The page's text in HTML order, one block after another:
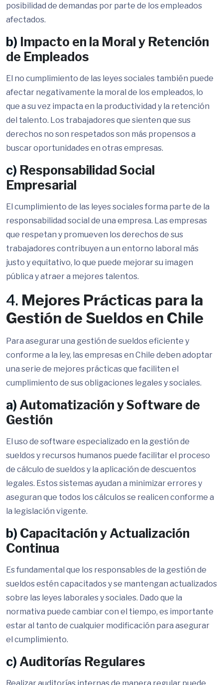
posibilidad de demandas por parte de los empleados
afectados.
b) Impacto en la Moral y Retención
de Empleados
El no cumplimiento de las leyes sociales también puede
afectar negativamente la moral de los empleados, lo
que a su vez impacta en la productividad y la retención
del talento. Los trabajadores que sienten que sus
derechos no son respetados son más propensos a
buscar oportunidades en otras empresas.
c) Responsabilidad Social
Empresarial
El cumplimiento de las leyes sociales forma parte de la
responsabilidad social de una empresa. Las empresas
que respetan y promueven los derechos de sus
trabajadores contribuyen a un entorno laboral más
justo y equitativo, lo que puede mejorar su imagen
pública y atraer a mejores talentos.
4. Mejores Prácticas para la
Gestión de Sueldos en Chile
Para asegurar una gestión de sueldos eficiente y
conforme a la ley, las empresas en Chile deben adoptar
una serie de mejores prácticas que faciliten el
cumplimiento de sus obligaciones legales y sociales.
a) Automatización y Software de
Gestión
El uso de software especializado en la gestión de
sueldos y recursos humanos puede facilitar el proceso
de cálculo de sueldos y la aplicación de descuentos
legales. Estos sistemas ayudan a minimizar errores y
aseguran que todos los cálculos se realicen conforme a
la legislación vigente.
b) Capacitación y Actualización
Continua
Es fundamental que los responsables de la gestión de
sueldos estén capacitados y se mantengan actualizados
sobre las leyes laborales y sociales. Dado que la
normativa puede cambiar con el tiempo, es importante
estar al tanto de cualquier modificación para asegurar
el cumplimiento.
c) Auditorías Regulares